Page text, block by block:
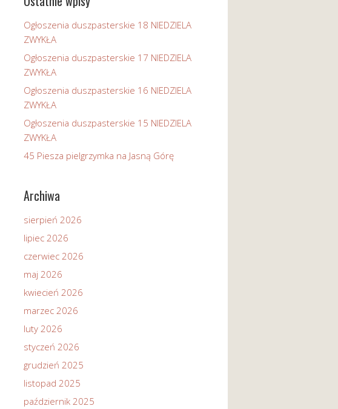
Ogłoszenia duszpasterskie 18 NIEDZIELA
ZWYKŁA
Ogłoszenia duszpasterskie 17 NIEDZIELA
ZWYKŁA
Ogłoszenia duszpasterskie 16 NIEDZIELA
ZWYKŁA
Ogłoszenia duszpasterskie 15 NIEDZIELA
ZWYKŁA
45 Piesza pielgrzymka na Jasną Górę
Archiwa
sierpień 2026
lipiec 2026
czerwiec 2026
maj 2026
kwiecień 2026
marzec 2026
luty 2026
styczeń 2026
grudzień 2025
listopad 2025
październik 2025